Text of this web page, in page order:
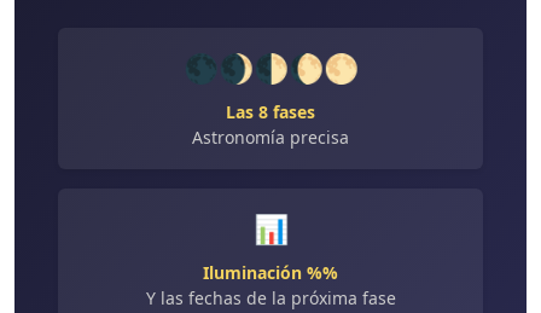
🌑🌒🌓🌔🌕
Las 8 fases
Astronomía precisa
📊
Iluminación %%
Y las fechas de la próxima fase